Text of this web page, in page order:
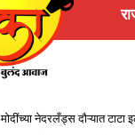
मोदींच्या नेदरलँड्स दौऱ्यात